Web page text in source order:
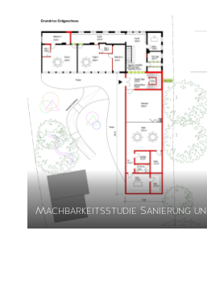
Machbarkeitsstudie Sanierung